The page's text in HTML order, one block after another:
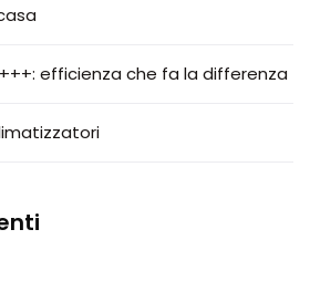
efficienza che fa la differenza